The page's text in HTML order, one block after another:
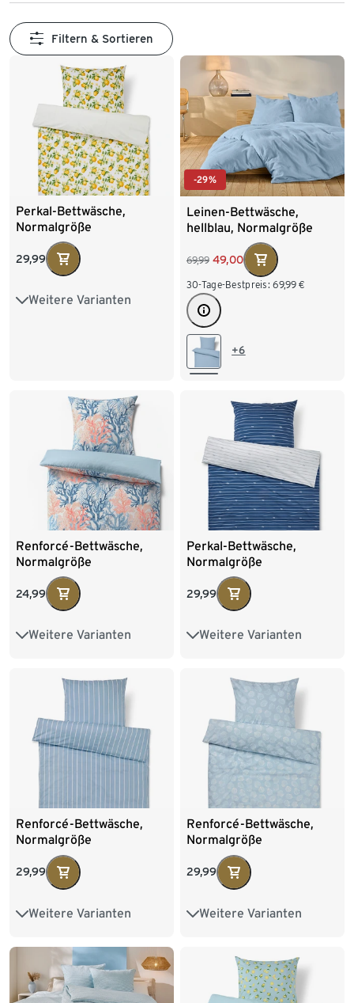
Filtern & Sortieren
Perkal-Bettwäsche,
Normalgröße
29,99
Weitere Varianten
Übergröße
-29%
Leinen-Bettwäsche,
hellblau, Normalgröße
69,99 49,00
30-Tage-Bestpreis: 69,99 €
+6
Renforcé-Bettwäsche,
Normalgröße
24,99
Weitere Varianten
Übergröße
Perkal-Bettwäsche,
Normalgröße
29,99
Weitere Varianten
Übergröße
Renforcé-Bettwäsche,
Normalgröße
29,99
Weitere Varianten
Übergröße
Renforcé-Bettwäsche,
Normalgröße
29,99
Weitere Varianten
Übergröße